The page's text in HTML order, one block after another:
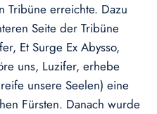
Tribüne erreichte. Dazu
Seite der Tribüne
Et Surge Ex Abysso,
uns, Luzifer, erhebe
unsere Seelen) eine
Fürsten. Danach wurde